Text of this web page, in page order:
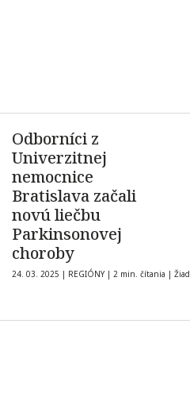
Odborníci z
Univerzitnej
nemocnice
Bratislava začali
novú liečbu
Parkinsonovej
choroby
24. 03. 2025 | REGIÓNY | 2 min. čítania |